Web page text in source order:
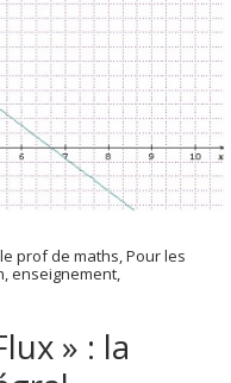
prof de maths,Pour les
,enseignement,
» : la